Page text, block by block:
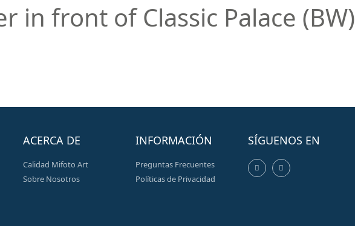
in front of Classic Palace (BW)
ACERCA DE
Calidad Mifoto Art
Sobre Nosotros
INFORMACIÓN
Preguntas Frecuentes
Políticas de Privacidad
SÍGUENOS EN